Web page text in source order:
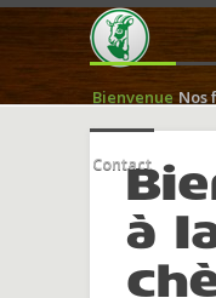
Bienvenue Nos
Contact
à